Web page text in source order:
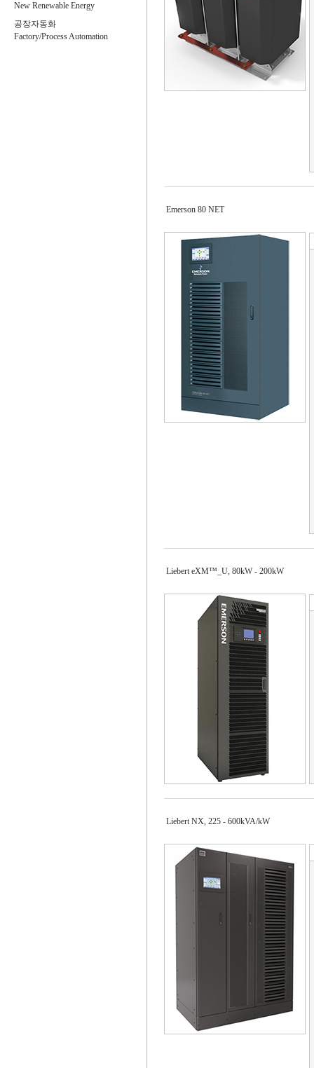
New Renewable Energy
공장자동화
Factory/Process Automation
Emerson 80 NET
Liebert eXM™_U, 80kW - 200kW
Liebert NX, 225 - 600kVA/kW